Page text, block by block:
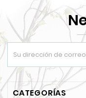
CATEGORÍAS